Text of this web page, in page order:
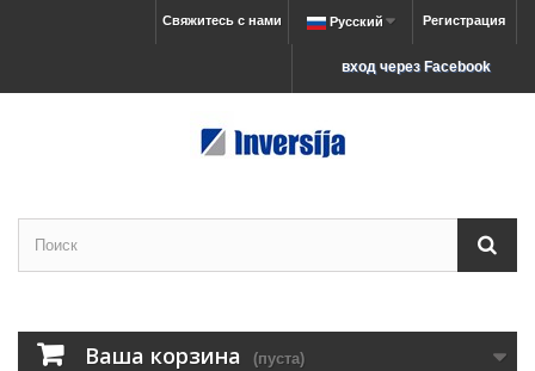
Регистрация
Русский
Свяжитесь с нами
вход через Facebook
Ваша корзина (пуста)